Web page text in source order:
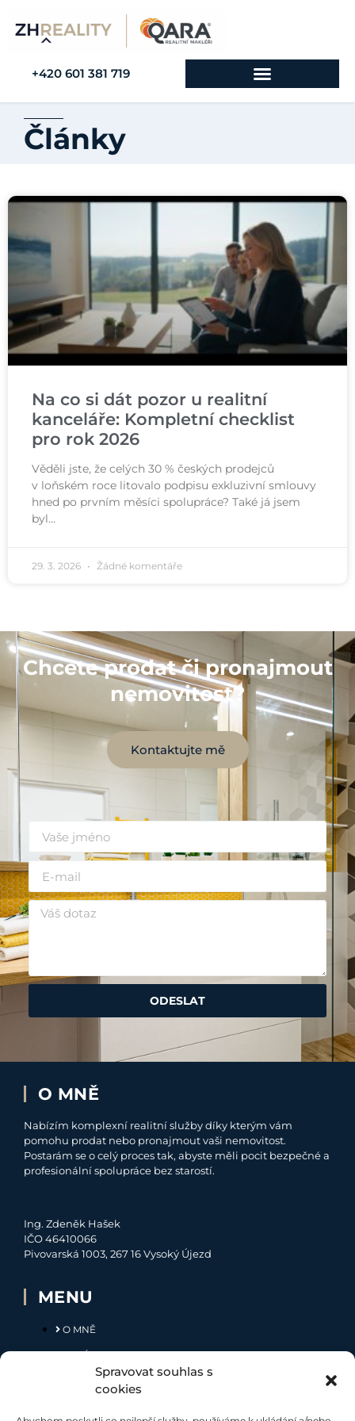
Spravovat souhlas s
cookies
+420 601 381 719
Články
Na co si dát pozor u realitní
kanceláře: Kompletní checklist
pro rok 2026
Věděli jste, že celých 30 % českých prodejců
v loňském roce litovalo podpisu exkluzivní smlouvy
hned po prvním měsíci spolupráce? Také já jsem
byl…
29. 3. 2026 Žádné komentáře
Chcete prodat či pronajmout
nemovitost?
Kontaktujte mě
ODESLAT
O MNĚ
Nabízím komplexní realitní služby díky kterým vám
pomohu prodat nebo pronajmout vaši nemovitost.
Postarám se o celý proces tak, abyste měli pocit bezpečné a
profesionální spolupráce bez starostí.
Ing. Zdeněk Hašek
IČO 46410066
Pivovarská 1003, 267 16 Vysoký Újezd
MENU
O MNĚ
NABÍDKA
MOJE SLUŽBY